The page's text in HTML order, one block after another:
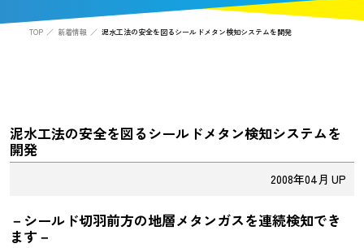
TOP 新着情報 泥水工法の安全を図るシールドメタン検知システムを開発
泥水工法の安全を図るシールドメタン検知システムを
開発
2008年04月 UP
－シールド切羽前方の地層メタンガスを連続検知でき
ます－